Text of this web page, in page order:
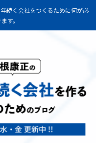
続く会社をつくるために何が必
す。